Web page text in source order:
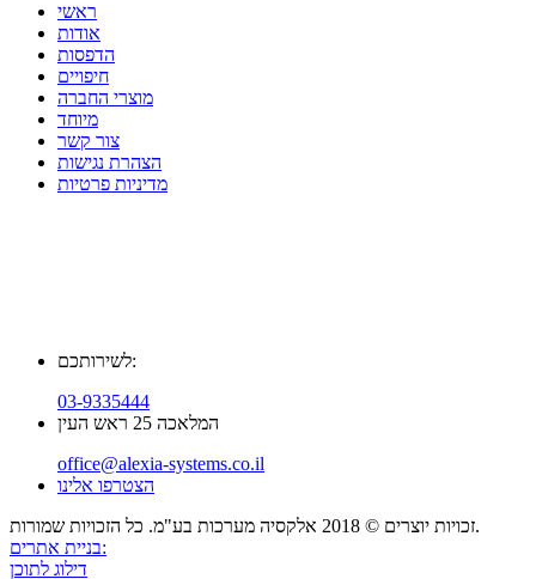
ראשי
אודות
הדפסות
חיפויים
מוצרי החברה
מיוחד
צור קשר
הצהרת נגישות
מדיניות פרטיות
לשירותכם:
03-9335444
המלאכה 25 ראש העין
office@alexia-systems.co.il
הצטרפו אלינו
זכויות יוצרים © 2018 אלקסיה מערכות בע"מ. כל הזכויות שמורות.
בניית אתרים:
דילוג לתוכן